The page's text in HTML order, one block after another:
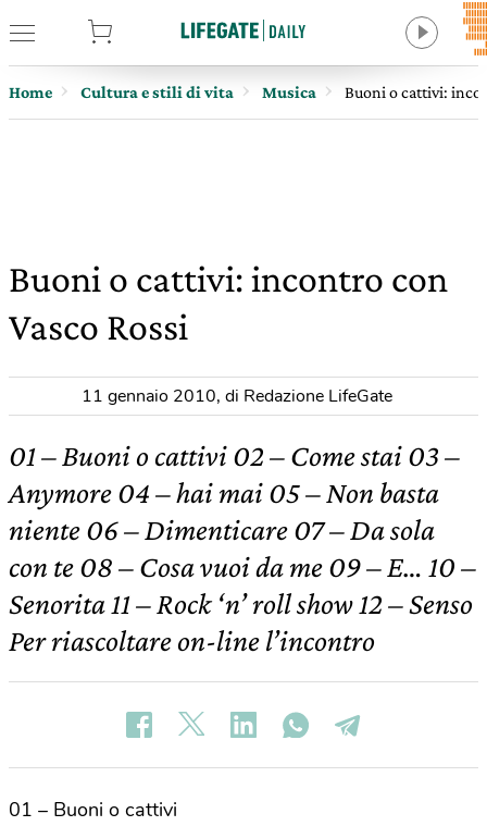
Home Cultura e stili di vita Musica Buoni o cattivi:
Buoni o cattivi: incontro con
Vasco Rossi
11 gennaio 2010, di Redazione LifeGate
01 – Buoni o cattivi 02 – Come stai 03 –
Anymore 04 – hai mai 05 – Non basta
niente 06 – Dimenticare 07 – Da sola
con te 08 – Cosa vuoi da me 09 – E… 10 –
Senorita 11 – Rock ‘n’ roll show 12 – Senso
Per riascoltare on-line l’incontro
01 – Buoni o cattivi